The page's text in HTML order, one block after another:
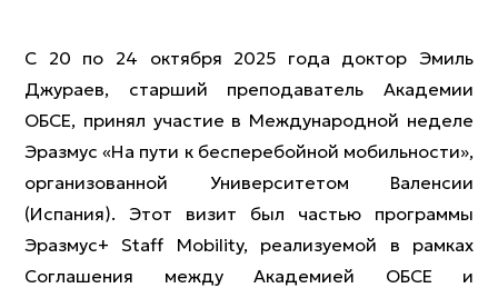
С 20 по 24 октября 2025 года доктор Эмиль
Джураев, старший преподаватель Академии
ОБСЕ, принял участие в Международной неделе
Эразмус «На пути к бесперебойной мобильности»,
организованной Университетом Валенсии
(Испания). Этот визит был частью программы
Эразмус+ Staff Mobility, реализуемой в рамках
Соглашения между Академией ОБСЕ и